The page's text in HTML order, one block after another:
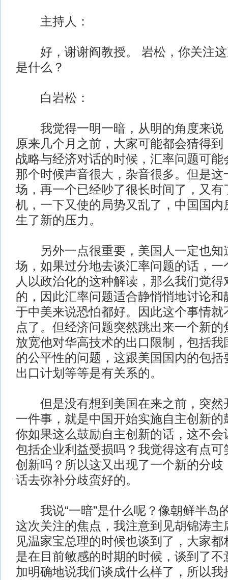
主持人：
好，谢谢阎教授。
岩松，你关注
是什么？
白岩松：
我觉得一明一暗，从明的角度来说
原来几个月之前，大家可能都会猜得
战略与经济对话的时候，汇率问题可能
那个时候声音很大，杂音很多。但是这
场，再一个已经吵了很长时间了，又有
机，一下又使的局势又乱了，中国国内
生了新的压力。
另外一点很重要，美国人一定也知
场，如果过分地去谈汇率问题的话，一
人以政治化的这种解读，那么我们觉
的，因此汇率问题适合静悄悄地讨论和
于中美来说恐怕都好。因此这个事情就
点了。但经济问题突然跳出来一个新
放宽他对华高技术的出口限制，包括我
的公平性的问题，这跟美国国内的包括
出口计划等等是有关系的。
但是没有想到美国在来之前，突然
一件事，就是中国开始实施自主创新的
你如果这么鼓励自主创新的话，这不会
包括企业利益受损吗？我觉得这有点可
创新吗？所以这又出现了一个新的分歧
话去弥补分歧蛮好的。
我说“一暗”是什么呢？像朝鲜半岛
这次关注的焦点，我注意到见胡锦涛主
见温家宝总理的时候也谈到了，大家
是在目前敏感的时期的时候，谈到了不
加明确地说我们谈成什么样了，所以我